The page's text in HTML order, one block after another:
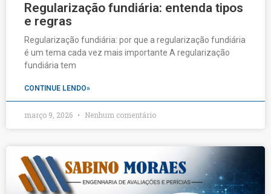
Regularização fundiária: entenda tipos
e regras
Regularização fundiária: por que a regularização fundiária
é um tema cada vez mais importante A regularização
fundiária tem
CONTINUE LENDO»
março 9, 2026 Nenhum comentário